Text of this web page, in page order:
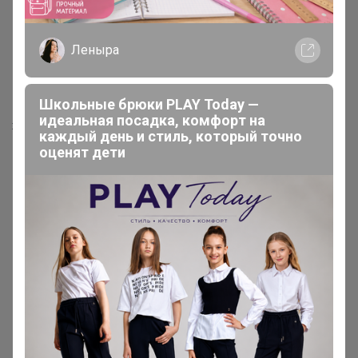
1 806р
Бра-топ из смесового
хлопка AIRism в рубчик
Женские бесшовные трусы с
482670
Леныра
Школьные брюки PLAY Today —
идеальная посадка, комфорт на
каждый день и стиль, который точно
оценят дети